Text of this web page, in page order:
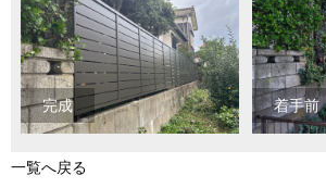
完成 着手前
一覧へ戻る